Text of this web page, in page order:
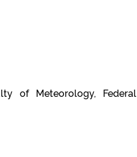
of Meteorology, Federal